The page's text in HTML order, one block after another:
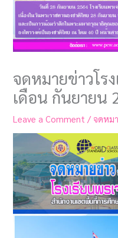
จดหมายข่าวโร
เดือน กันยายน
Leave a Comment / จดหม